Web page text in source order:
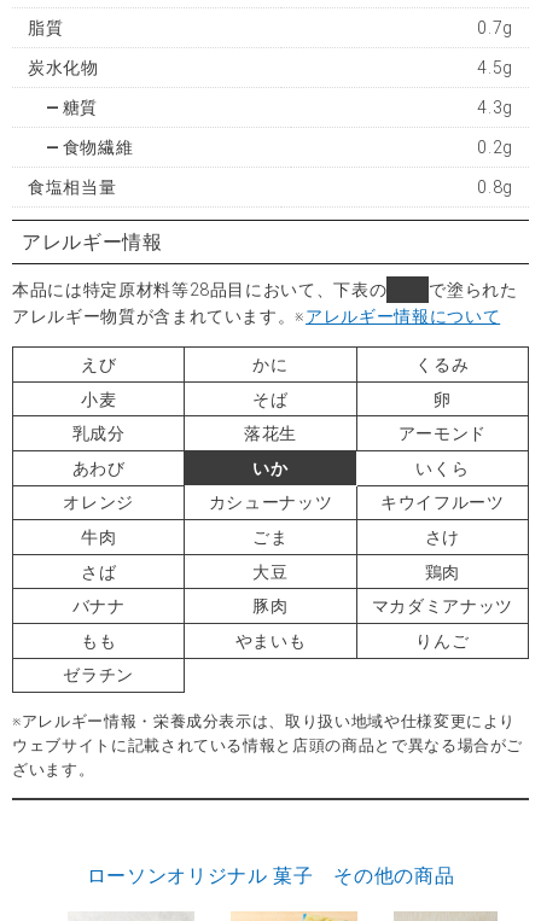
脂質 0.7g
炭水化物 4.5g
糖質 4.3g
食物繊維 0.2g
食塩相当量 0.8g
アレルギー情報
本品には特定原材料等28品目において、下表の
で塗られた
アレルギー物質が含まれています。※アレルギー情報について
えび かに
くるみ
小麦
そば
卵
乳成分
落花生
アーモンド
あわび
いか
いくら
オレンジ
カシューナッツ
キウイフルーツ
牛肉
ごま
さけ
さば
大豆
鶏肉
バナナ
豚肉
マカダミアナッツ
もも
やまいも
りんご
ゼラチン
※アレルギー情報・栄養成分表示は、取り扱い地域や仕様変更により
ウェブサイトに記載されている情報と店頭の商品とで異なる場合がご
ざいます。
ローソンオリジナル 菓子 その他の商品